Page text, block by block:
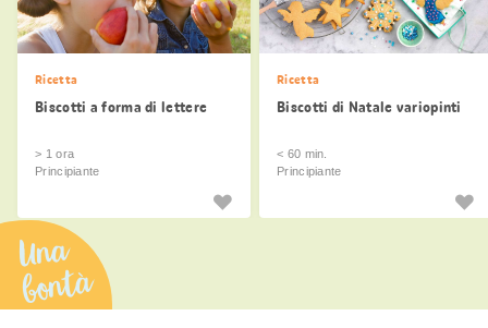
Ricetta
Biscotti a forma di lettere
> 1 ora
Principiante
Ricetta
Biscotti di Natale variopinti
< 60 min.
Principiante
Una
bontà